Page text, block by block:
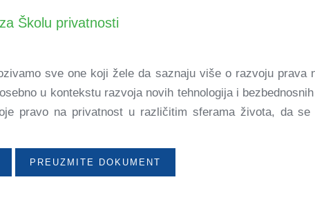
Školu privatnosti
sve one koji žele da saznaju više o razvoju prava
u kontekstu razvoja novih tehnologija i
pravo na privatnost u različitim sferama života, da
PREUZMITE DOKUMENT